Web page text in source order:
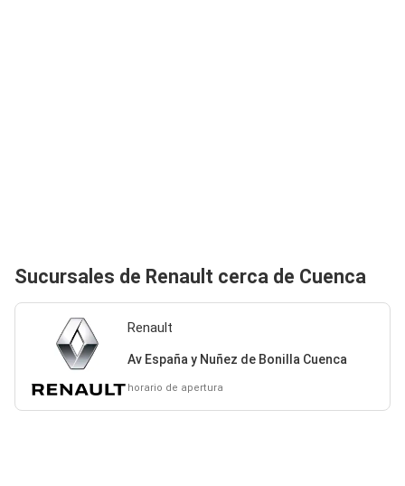
Sucursales de Renault cerca de Cuenca
Renault
Av España y Nuñez de Bonilla Cuenca
horario de apertura